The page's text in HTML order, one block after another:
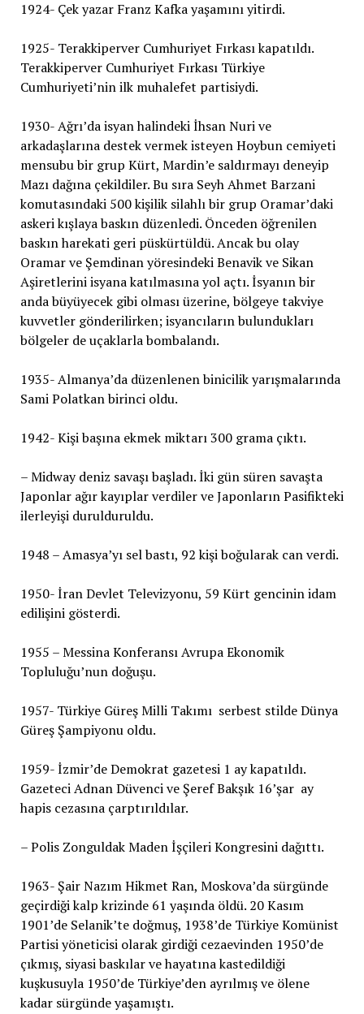
1924- Çek yazar Franz Kafka yaşamını yitirdi.
1925- Terakkiperver Cumhuriyet Fırkası kapatıldı.
Terakkiperver Cumhuriyet Fırkası Türkiye
Cumhuriyeti’nin ilk muhalefet partisiydi.
1930- Ağrı’da isyan halindeki İhsan Nuri ve
arkadaşlarına destek vermek isteyen Hoybun cemiyeti
mensubu bir grup Kürt, Mardin’e saldırmayı deneyip
Mazı dağına çekildiler. Bu sıra Seyh Ahmet Barzani
komutasındaki 500 kişilik silahlı bir grup Oramar’daki
askeri kışlaya baskın düzenledi. Önceden öğrenilen
baskın harekati geri püskürtüldü. Ancak bu olay
Oramar ve Şemdinan yöresindeki Benavik ve Sikan
Aşiretlerini isyana katılmasına yol açtı. İsyanın bir
anda büyüyecek gibi olması üzerine, bölgeye takviye
kuvvetler gönderilirken; isyancıların bulundukları
bölgeler de uçaklarla bombalandı.
1935- Almanya’da düzenlenen binicilik yarışmalarında
Sami Polatkan birinci oldu.
1942- Kişi başına ekmek miktarı 300 grama çıktı.
– Midway deniz savaşı başladı. İki gün süren savaşta
Japonlar ağır kayıplar verdiler ve Japonların Pasifikteki
ilerleyişi durulduruldu.
1948 – Amasya’yı sel bastı, 92 kişi boğularak can verdi.
1950- İran Devlet Televizyonu, 59 Kürt gencinin idam
edilişini gösterdi.
1955 – Messina Konferansı Avrupa Ekonomik
Topluluğu’nun doğuşu.
1957- Türkiye Güreş Milli Takımı serbest stilde Dünya
Güreş Şampiyonu oldu.
1959- İzmir’de Demokrat gazetesi 1 ay kapatıldı.
Gazeteci Adnan Düvenci ve Şeref Bakşık 16’şar ay
hapis cezasına çarptırıldılar.
– Polis Zonguldak Maden İşçileri Kongresini dağıttı.
1963- Şair Nazım Hikmet Ran, Moskova’da sürgünde
geçirdiği kalp krizinde 61 yaşında öldü. 20 Kasım
1901’de Selanik’te doğmuş, 1938’de Türkiye Komünist
Partisi yöneticisi olarak girdiği cezaevinden 1950’de
çıkmış, siyasi baskılar ve hayatına kastedildiği
kuşkusuyla 1950’de Türkiye’den ayrılmış ve ölene
kadar sürgünde yaşamıştı.